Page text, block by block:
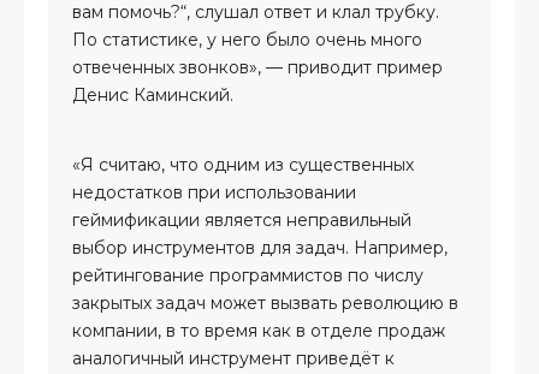
вам помочь?“, слушал ответ и клал трубку.
По статистике, у него было очень много
отвеченных звонков», — приводит пример
Денис Каминский.
«Я считаю, что одним из существенных
недостатков при использовании
геймификации является неправильный
выбор инструментов для задач. Например,
рейтингование программистов по числу
закрытых задач может вызвать революцию в
компании, в то время как в отделе продаж
аналогичный инструмент приведёт к